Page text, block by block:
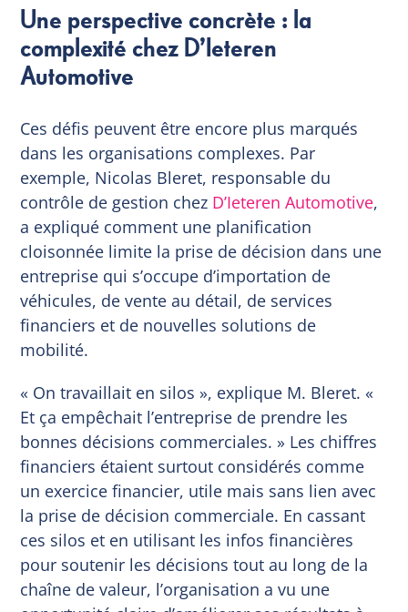
Une perspective concrète : la
complexité chez D’Ieteren
Automotive
Ces défis peuvent être encore plus marqués
dans les organisations complexes. Par
exemple, Nicolas Bleret, responsable du
contrôle de gestion chez D’Ieteren Automotive,
a expliqué comment une planification
cloisonnée limite la prise de décision dans une
entreprise qui s’occupe d’importation de
véhicules, de vente au détail, de services
financiers et de nouvelles solutions de
mobilité.
« On travaillait en silos », explique M. Bleret. «
Et ça empêchait l’entreprise de prendre les
bonnes décisions commerciales. » Les chiffres
financiers étaient surtout considérés comme
un exercice financier, utile mais sans lien avec
la prise de décision commerciale. En cassant
ces silos et en utilisant les infos financières
pour soutenir les décisions tout au long de la
chaîne de valeur, l’organisation a vu une